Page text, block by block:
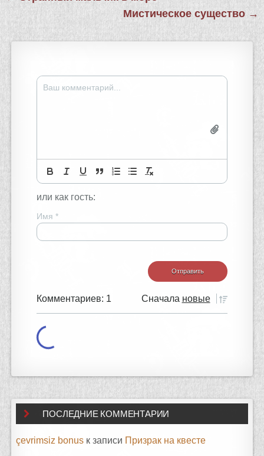
по
Мистическое существо →
или как гость:
Имя *
Комментариев: 1 Сначала новые
ПОСЛЕДНИЕ КОММЕНТАРИИ
çevrimsiz bonus к записи Призрак на квесте